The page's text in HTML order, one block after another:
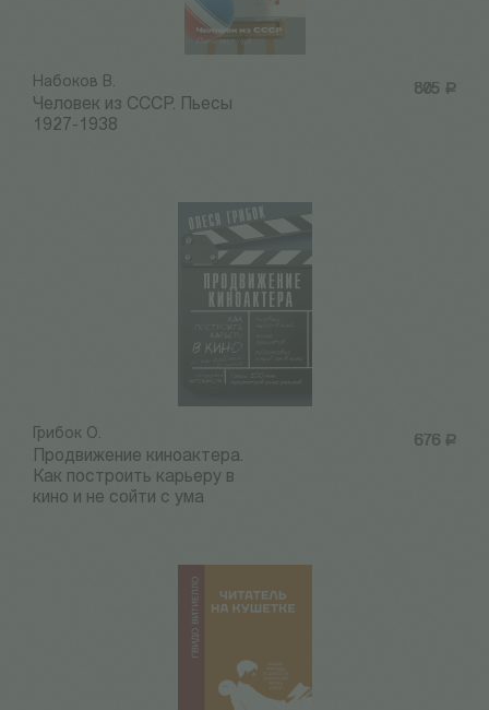
805 Р
Набоков В.
Человек из СССР. Пьесы
1927-1938
676 Р
Грибок О.
Продвижение киноактера.
Как построить карьеру в
кино и не сойти с ума